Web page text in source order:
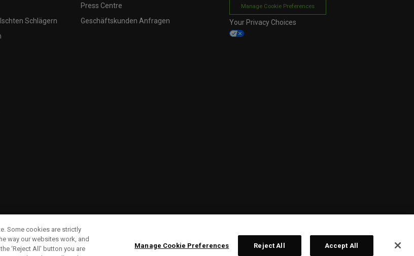
Schlägern
Press Centre
Geschäftskunden Anfragen
Manage Cookie Preferences
Your Privacy Choices
Some cookies are strictly
way our websites work, and
‘Reject All' button you are
Manage Cookie Preferences Reject All Accept All